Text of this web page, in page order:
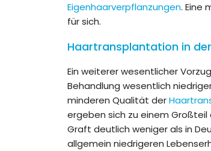
Eigenhaarverpflanzungen. Eine
für sich.
Haartransplantation in
Ein weiterer wesentlicher
Behandlung wesentlich
minderen Qualität der
ergeben sich zu einem Großteil
Graft deutlich weniger als in
allgemein niedrigeren